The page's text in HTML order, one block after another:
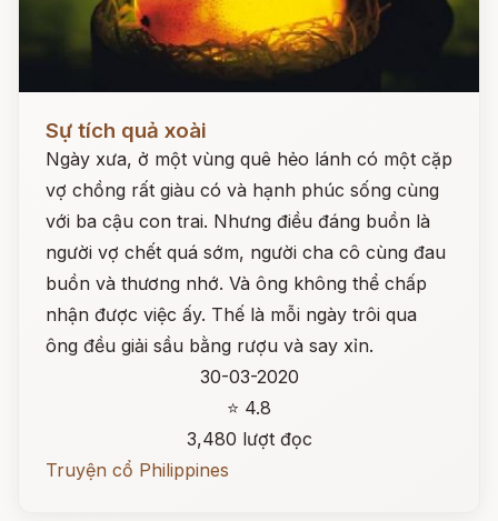
Sự tích quả xoài
Ngày xưa, ở một vùng quê hẻo lánh có một cặp
vợ chồng rất giàu có và hạnh phúc sống cùng
với ba cậu con trai. Nhưng điều đáng buồn là
người vợ chết quá sớm, người cha cô cùng đau
buồn và thương nhớ. Và ông không thể chấp
nhận được việc ấy. Thế là mỗi ngày trôi qua
ông đều giải sầu bằng rượu và say xỉn.
30-03-2020
⭐ 4.8
3,480 lượt đọc
Truyện cổ Philippines